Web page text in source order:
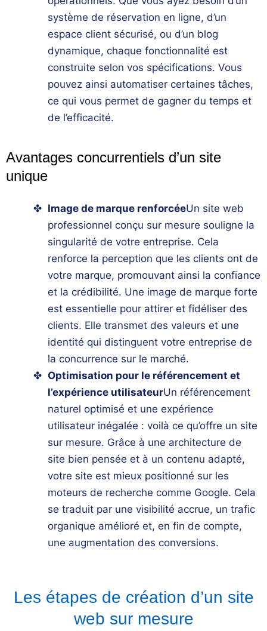
système de réservation en ligne, d’un
espace client sécurisé, ou d’un blog
dynamique, chaque fonctionnalité est
construite selon vos spécifications. Vous
pouvez ainsi automatiser certaines tâches,
ce qui vous permet de gagner du temps et
de l’efficacité.
Avantages concurrentiels d’un site
unique
Image de marque renforcéeUn site web
professionnel conçu sur mesure souligne la
singularité de votre entreprise. Cela
renforce la perception que les clients ont de
votre marque, promouvant ainsi la confiance
et la crédibilité. Une image de marque forte
est essentielle pour attirer et fidéliser des
clients. Elle transmet des valeurs et une
identité qui distinguent votre entreprise de
la concurrence sur le marché.
Optimisation pour le référencement et
l’expérience utilisateurUn référencement
naturel optimisé et une expérience
utilisateur inégalée : voilà ce qu’offre un site
sur mesure. Grâce à une architecture de
site bien pensée et à un contenu adapté,
votre site est mieux positionné sur les
moteurs de recherche comme Google. Cela
se traduit par une visibilité accrue, un trafic
organique amélioré et, en fin de compte,
une augmentation des conversions.
Les étapes de création d’un site
web sur mesure